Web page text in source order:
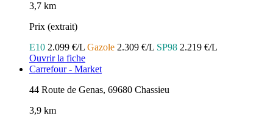
3,7 km
Prix (extrait)
E10 2.099 €/L Gazole 2.309 €/L SP98 2.219 €/L
Ouvrir la fiche
Carrefour - Market
44 Route de Genas, 69680 Chassieu
3,9 km